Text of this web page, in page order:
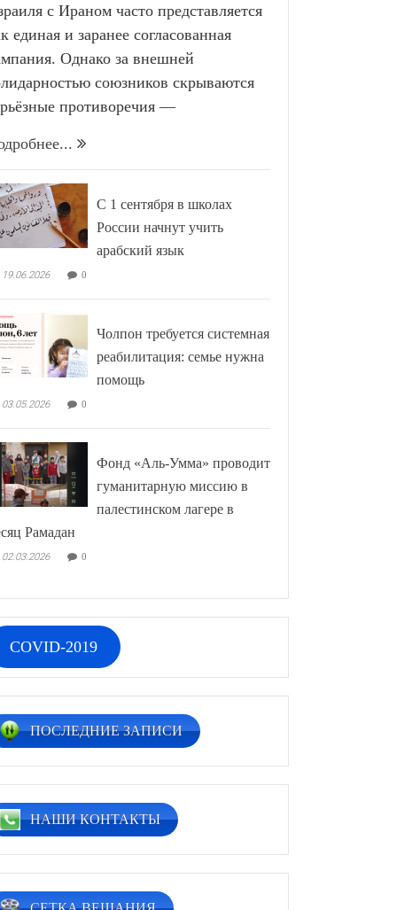
с Ираном часто представляется
единая и заранее согласованная
Однако за внешней
союзников скрываются
противоречия —
С 1 сентября в школах
России начнут учить
арабский язык
19.06.2026 0
Чолпон требуется системная
реабилитация: семье нужна
помощь
03.05.2026 0
Фонд «Аль-Умма» проводит
гуманитарную миссию в
палестинском лагере в
Рамадан
02.03.2026 0
COVID-2019
ПОСЛЕДНИЕ ЗАПИСИ
НАШИ КОНТАКТЫ